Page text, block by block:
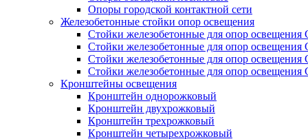
Опоры городской контактной сети
Железобетонные стойки опор освещения
Стойки железобетонные для опор
Стойки железобетонные для опор
Стойки железобетонные для опор
Стойки железобетонные для опор освещения
Кронштейны освещения
Кронштейн однорожковый
Кронштейн двухрожковый
Кронштейн трехрожковый
Кронштейн четырехрожковый